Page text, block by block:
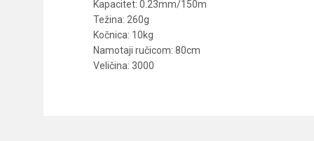
Kapacitet: 0.23mm/150m
Težina: 260g
Kočnica: 10kg
Namotaji ručicom: 80cm
Veličina: 3000